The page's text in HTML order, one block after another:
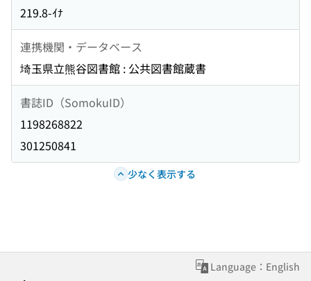
219.8-ｲﾅ
連携機関・データベース
埼玉県立熊谷図書館 : 公共図書館蔵書
書誌ID（SomokuID）
1198268822
301250841
少なく表示する
Language：English